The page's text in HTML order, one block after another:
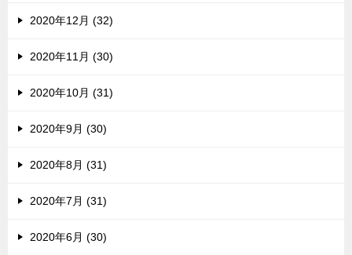
2020年12月 (32)
2020年11月 (30)
2020年10月 (31)
2020年9月 (30)
2020年8月 (31)
2020年7月 (31)
2020年6月 (30)